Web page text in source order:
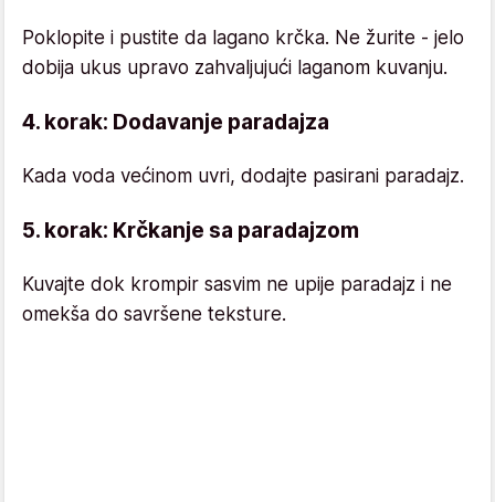
Poklopite i pustite da lagano krčka. Ne žurite - jelo
dobija ukus upravo zahvaljujući laganom kuvanju.
4. korak: Dodavanje paradajza
Kada voda većinom uvri, dodajte pasirani paradajz.
5. korak: Krčkanje sa paradajzom
Kuvajte dok krompir sasvim ne upije paradajz i ne
omekša do savršene teksture.